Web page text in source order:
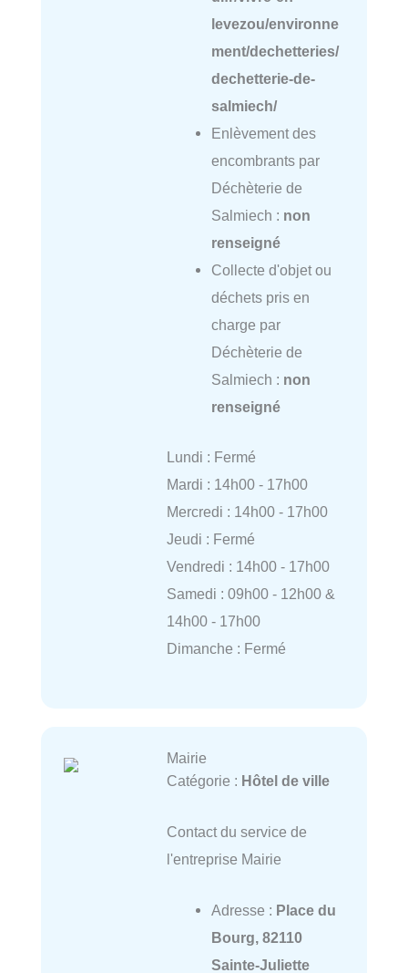
levezou/environne
ment/dechetteries/
dechetterie-de-
salmiech/
Enlèvement des
encombrants par
Déchèterie de
Salmiech : non
renseigné
Collecte d'objet ou
déchets pris en
charge par
Déchèterie de
Salmiech : non
renseigné
Lundi : Fermé
Mardi : 14h00 - 17h00
Mercredi : 14h00 - 17h00
Jeudi : Fermé
Vendredi : 14h00 - 17h00
Samedi : 09h00 - 12h00 &
14h00 - 17h00
Dimanche : Fermé
Mairie
Catégorie : Hôtel de ville
Contact du service de
l'entreprise Mairie
Adresse : Place du
Bourg, 82110
Sainte-Juliette